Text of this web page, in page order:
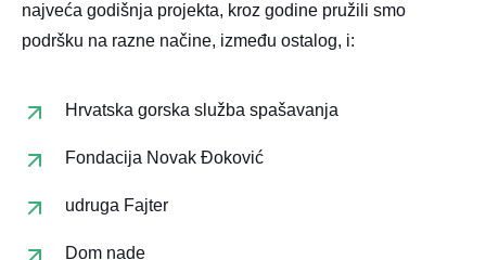
najveća godišnja projekta, kroz godine pružili smo
podršku na razne načine, između ostalog, i:
Hrvatska gorska služba spašavanja
Fondacija Novak Đoković
udruga Fajter
Dom nade